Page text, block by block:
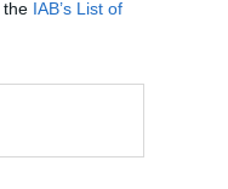
the IAB’s List of